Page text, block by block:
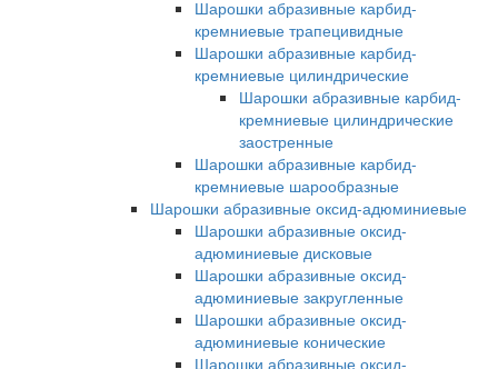
Шарошки абразивные карбид-
кремниевые трапецивидные
Шарошки абразивные карбид-
кремниевые цилиндрические
Шарошки абразивные карбид-
кремниевые цилиндрические
заостренные
Шарошки абразивные карбид-
кремниевые шарообразные
Шарошки абразивные оксид-адюминиевые
Шарошки абразивные оксид-
адюминиевые дисковые
Шарошки абразивные оксид-
адюминиевые закругленные
Шарошки абразивные оксид-
адюминиевые конические
Шарошки абразивные оксид-